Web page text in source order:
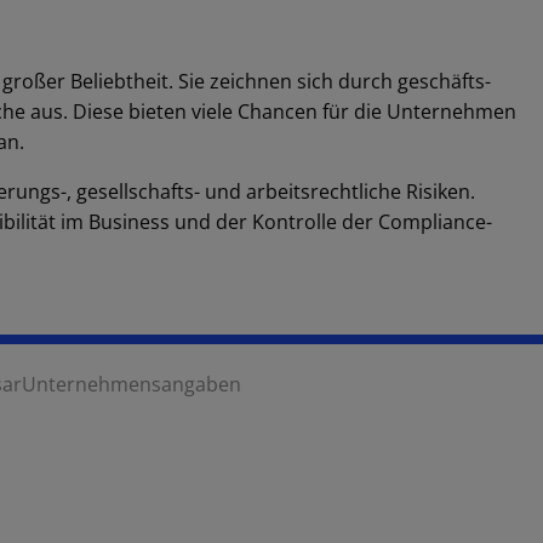
Beliebtheit. Sie zeichnen sich durch geschäfts-
aus. Diese bieten viele Chancen für die Unternehmen
, gesellschafts- und arbeitsrechtliche Risiken.
im Business und der Kontrolle der Compliance-
Unternehmensangaben